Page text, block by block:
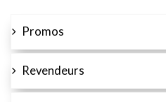
Promos
Revendeurs